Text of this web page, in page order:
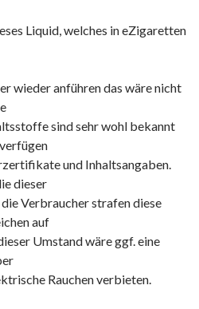
Liquid, welches in eZigaretten
wieder anführen das wäre nicht
sind sehr wohl bekannt
und Inhaltsangaben.
dieser
Verbraucher strafen diese
auf
Umstand wäre ggf. eine
Rauchen verbieten.